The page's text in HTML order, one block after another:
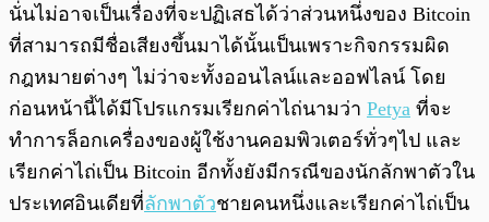
นั่นไม่อาจเป็นเรื่องที่จะปฏิเสธได้ว่าส่วนหนึ่งของ Bitcoin
ที่สามารถมีชื่อเสียงขึ้นมาได้นั้นเป็นเพราะกิจกรรมผิด
กฎหมายต่างๆ ไม่ว่าจะทั้งออนไลน์และออฟไลน์ โดย
ก่อนหน้านี้ได้มีโปรแกรมเรียกค่าไถ่นามว่า Petya ที่จะ
ทำการล็อกเครื่องของผู้ใช้งานคอมพิวเตอร์ทั่วๆไป และ
เรียกค่าไถ่เป็น Bitcoin อีกทั้งยังมีกรณีของนักลักพาตัวใน
ประเทศอินเดียที่ลักพาตัวชายคนหนึ่งและเรียกค่าไถ่เป็น